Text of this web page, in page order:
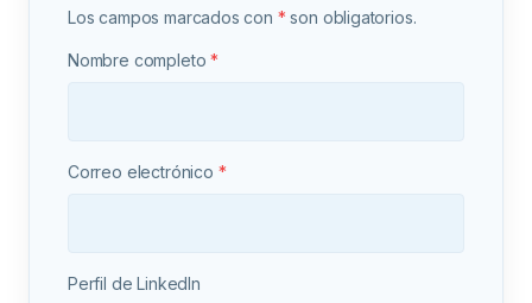
Los campos marcados con * son obligatorios.
Nombre completo *
Correo electrónico *
Perfil de LinkedIn